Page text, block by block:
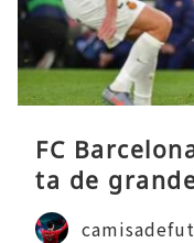
FC
ta de
-época